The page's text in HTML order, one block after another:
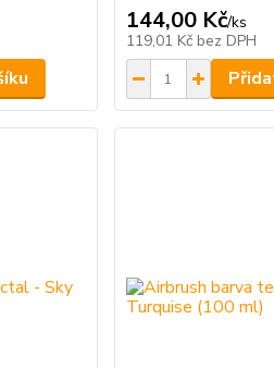
144,00 Kč/ks
119,01 Kč bez DPH